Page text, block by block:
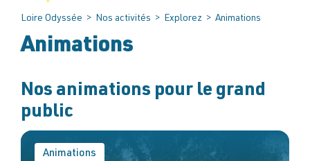
Loire Odyssée > Nos activités > Explorez > Animations
Animations
Nos animations pour le grand
public
Animations